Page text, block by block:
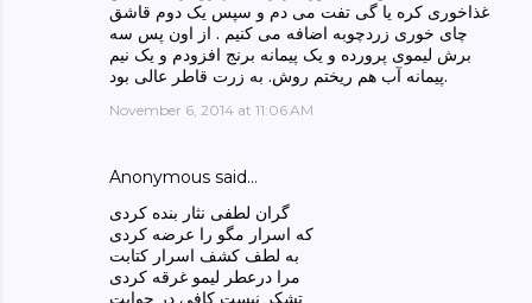
غذاخوری کره یا گی تفت می دم و سپس یک دوم قاشق
چای خوری زردچوبه اضافه می کنیم . از اون پس سه
برش لیموی پرورده و یک پیمانه برنج افزودم و یک نیم
پیمانه آب هم ریختم روش. به زرت قاطر عالی بود.
November 6, 2014 at 11:06 AM
Anonymous said…
گران لطفی نثار بنده کردی
که اسرار مگو را عرضه کردی
به لطف کشف اسرار کتابت
مرا درعطر لیمو غرقه کردی
تشکر نیست کافی در جوابت